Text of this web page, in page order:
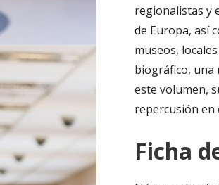
regionalistas y
de Europa, así
museos,
biográfico, una
este volumen,
repercusión en
Ficha